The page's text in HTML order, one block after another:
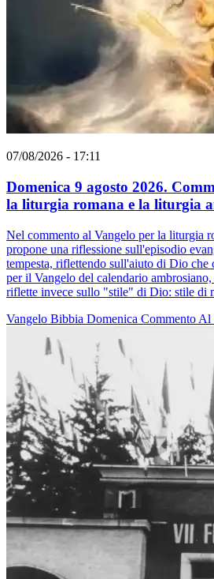
07/08/2026 - 17:11
Domenica 9 agosto 2026.
la liturgia romana e la liturgia
Nel commento al Vangelo per la liturgia
propone una riflessione sull'episodio
tempesta, riflettendo sull'aiuto di Dio
per il Vangelo del calendario
riflette invece sullo "stile" di Dio: stile di
Vangelo Bibbia Domenica Commento Al